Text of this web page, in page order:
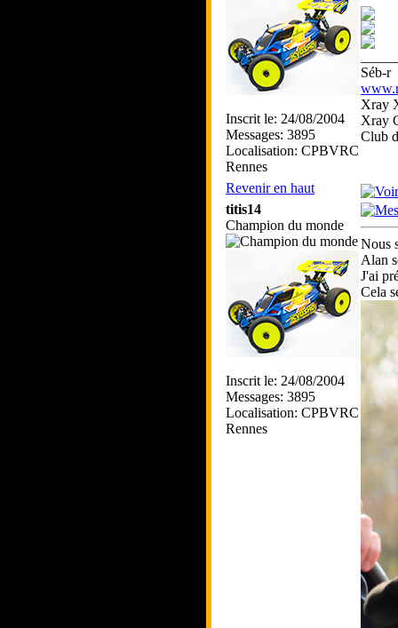
Inscrit le: 24/08/2004
Messages: 3895
Localisation: CPBVRC
Rennes
Séb-r
Xray
Xray
Club
Revenir en haut
titis14
Champion du monde
Inscrit le: 24/08/2004
Messages: 3895
Localisation: CPBVRC
Rennes
Nous
Alan
J'ai
Cela